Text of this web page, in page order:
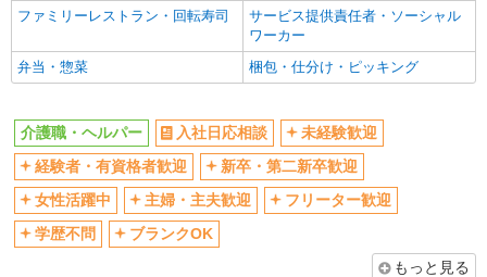
フルタイム歓迎
禁煙・分煙
車通勤OK
バイク通勤OK
自転車通勤OK
社会保険あり
産休・育休取得実績あり
退職金・財形貯蓄制度あり
各種手当（家族・役職・インセン
ティブなど）あり
制服貸与
研修制度あり
資格取得支援制度あり
ファミリーレストラン・回転寿司
サービス提供責任者・ソーシャル
ワーカー
弁当・惣菜
梱包・仕分け・ピッキング
介護職・ヘルパー 入社日応相談
未経験歓迎
経験者・有資格者歓迎
新卒・第二新卒歓迎
女性活躍中
主婦・主夫歓迎
フリーター歓迎
学歴不問
ブランクOK
もっと見る